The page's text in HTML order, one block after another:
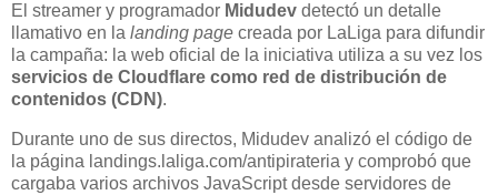
El streamer y programador Midudev detectó un detalle
llamativo en la landing page creada por LaLiga para difundir
la campaña: la web oficial de la iniciativa utiliza a su vez los
servicios de Cloudflare como red de distribución de
contenidos (CDN).
Durante uno de sus directos, Midudev analizó el código de
la página landings.laliga.com/antipirateria y comprobó que
cargaba varios archivos JavaScript desde servidores de